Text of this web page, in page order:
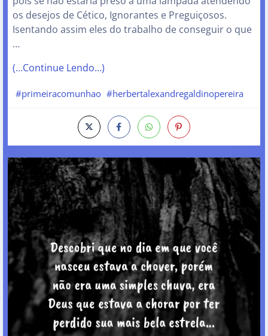
os desejos de Cético, Ignorantes e Preguiçosos.
Isentando assim eles do trabalho de conseguir o que
…
(…Continue Lendo…)
#primeiracomunhao #herbertalexandregaldinopereira